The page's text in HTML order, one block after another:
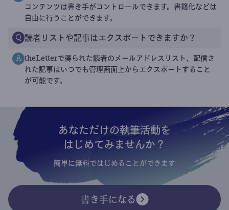
コンテンツは書き手がコントロールできます。書籍化などは
自由に行うことができます。
Q 読者リストや記事はエクスポートできますか？
A theLetterで得られた読者のメールアドレスリスト、配信さ
れた記事はいつでも管理画面上からエクスポートすること
が可能です。
あなただけの執筆活動を
はじめてみませんか？
簡単に無料ではじめることができます
書き手になる